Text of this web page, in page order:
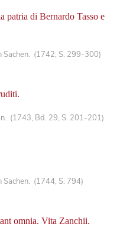
patria di Bernardo Tasso e
Sachen. (1742, S. 299-300)
(1743, Bd. 29, S. 201-201)
Sachen. (1744, S. 794)
omnia. Vita Zanchii.